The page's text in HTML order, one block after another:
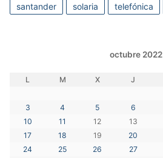
santander
solaria telefónica
octubre 2022
L M X J
3
4 5 6
10
11 12 13
17
18 19 20
24
25 26 27